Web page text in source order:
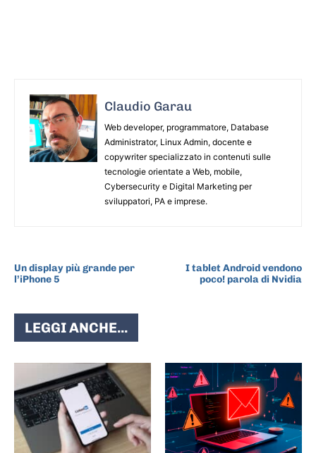
Claudio Garau
Web developer, programmatore, Database
Administrator, Linux Admin, docente e
copywriter specializzato in contenuti sulle
tecnologie orientate a Web, mobile,
Cybersecurity e Digital Marketing per
sviluppatori, PA e imprese.
Un display più grande per
l’iPhone 5
I tablet Android vendono
poco! parola di Nvidia
LEGGI ANCHE...